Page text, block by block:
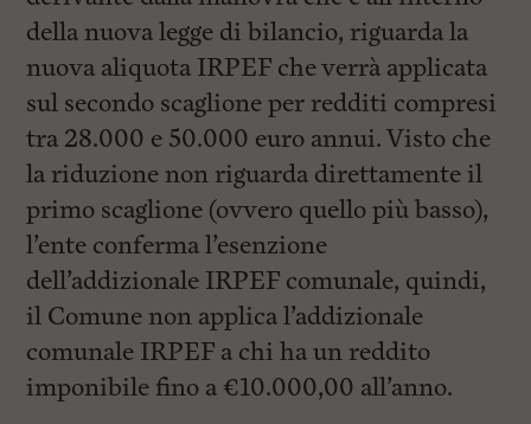
della nuova legge di bilancio, riguarda la
nuova aliquota IRPEF che verrà applicata
sul secondo scaglione per redditi compresi
tra 28.000 e 50.000 euro annui. Visto che
la riduzione non riguarda direttamente il
primo scaglione (ovvero quello più basso),
l’ente conferma l’esenzione
dell’addizionale IRPEF comunale, quindi,
il Comune non applica l’addizionale
comunale IRPEF a chi ha un reddito
imponibile fino a €10.000,00 all’anno.